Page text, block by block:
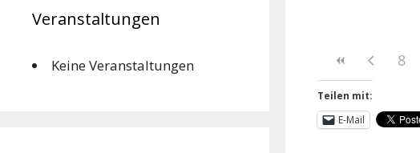
8
Teilen mit:
E-Mail
Veranstaltungen
Keine Veranstaltungen